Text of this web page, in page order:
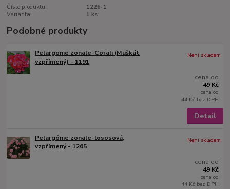
Číslo produktu:
1226-1
Varianta:
1 ks
Podobné produkty
Pelargonie zonale-Corali (Muškát
vzpřímený) - 1191
cena od
49 Kč
cena od
44 Kč bez DPH
Není skladem
Detail
Pelargónie zonale-lososová,
vzpřímený - 1265
cena od
49 Kč
cena od
44 Kč bez DPH
Není skladem